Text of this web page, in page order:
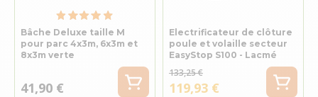
Bâche Deluxe taille M
pour parc 4x3m, 6x3m et
8x3m verte
41,90 €
Electrificateur de clôture
poule et volaille secteur
EasyStop S100 - Lacmé
133,25 €
119,93 €